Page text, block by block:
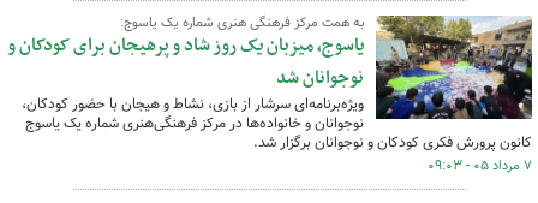
به همت مرکز فرهنگی هنری شماره یک یاسوج:
یاسوج، میزبان یک روز شاد و پرهیجان برای کودکان و
نوجوانان شد
ویژه‌برنامه‌ای سرشار از بازی، نشاط و هیجان با حضور کودکان،
نوجوانان و خانواده‌ها در مرکز فرهنگی‌هنری شماره یک یاسوج
کانون پرورش فکری کودکان و نوجوانان برگزار شد.
۷ مرداد ۰۵ - ۰۹:۰۳